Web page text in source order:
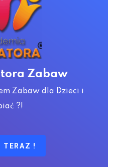
Zabaw
Zabaw dla Dzieci i
?!
TERAZ !